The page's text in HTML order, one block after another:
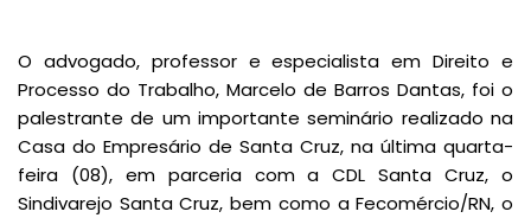
O advogado, professor e especialista em Direito e
Processo do Trabalho, Marcelo de Barros Dantas, foi o
palestrante de um importante seminário realizado na
Casa do Empresário de Santa Cruz, na última quarta-
feira (08), em parceria com a CDL Santa Cruz, o
Sindivarejo Santa Cruz, bem como a Fecomércio/RN, o